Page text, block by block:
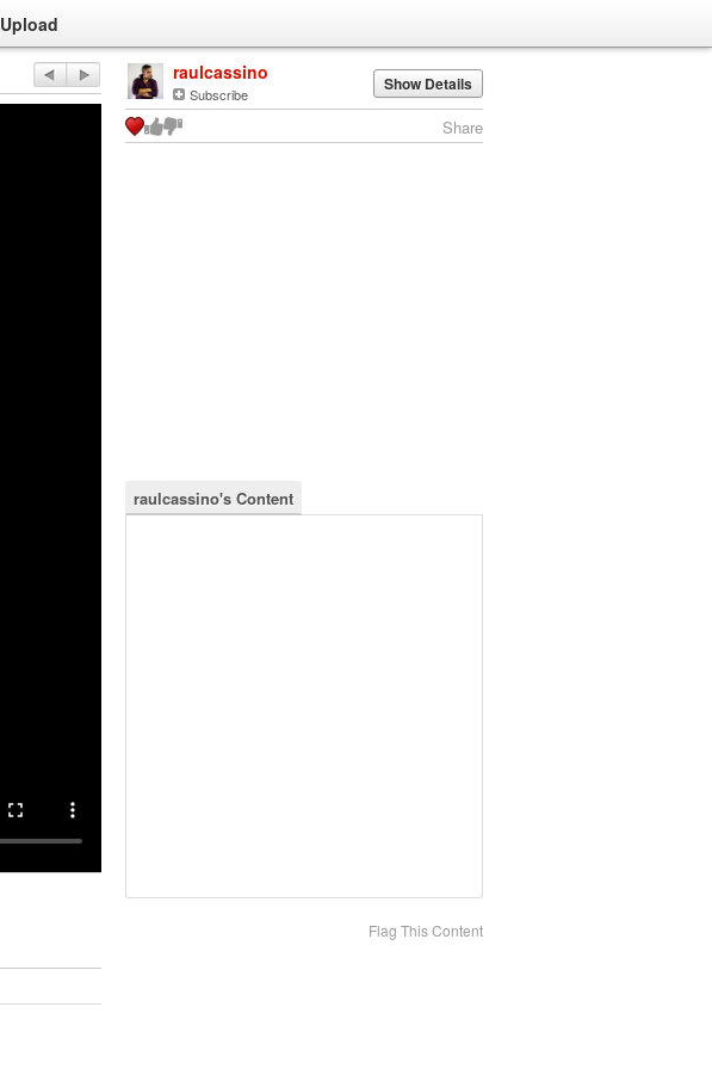
Upload
raulcassino
Subscribe Show Details
Share
raulcassino's Content
Flag This Content